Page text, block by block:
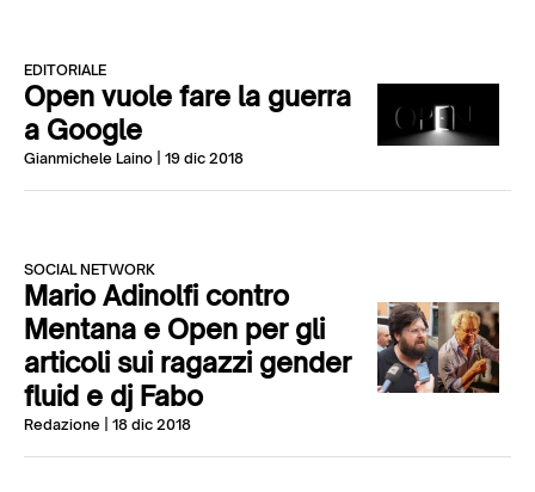
EDITORIALE
Open vuole fare la guerra
a Google
Gianmichele Laino | 19 dic 2018
SOCIAL NETWORK
Mario Adinolfi contro
Mentana e Open per gli
articoli sui ragazzi gender
fluid e dj Fabo
Redazione | 18 dic 2018